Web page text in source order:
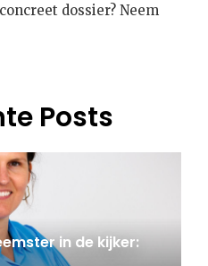
dossier? Neem
Posts
in de kijker: